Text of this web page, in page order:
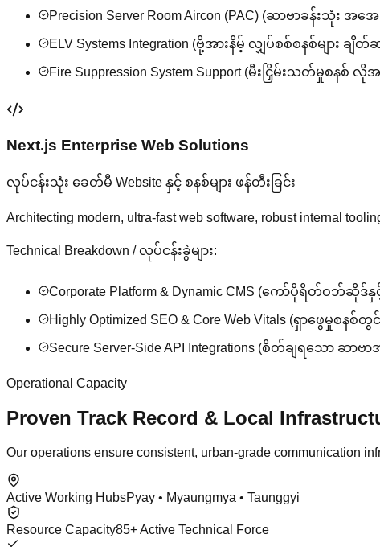
Precision Server Room Aircon (PAC) (ဆာဗာခန်းသုံး အအ
ELV Systems Integration (ဗို့အားနိမ့် လျှပ်စစ်စနစ်များ ချိ
Fire Suppression System Support (မီးငြှိမ်းသတ်မှုစနစ် လို
Next.js Enterprise Web Solutions
လုပ်ငန်းသုံး ခေတ်မီ Website နှင့် စနစ်များ ဖန်တီးခြင်း
Architecting modern, ultra-fast web software, robust internal
Technical Breakdown / လုပ်ငန်းခွဲများ:
Corporate Platform & Dynamic CMS (ကော်ပိုရိတ်ဝဘ်
Highly Optimized SEO & Core Web Vitals (ရှာဖွေမှုစန
Secure Server-Side API Integrations (စိတ်ချရသော ဆာ
Operational Capacity
Proven Track Record & Local
Our operations ensure consistent, urban-grade communication
Active Working HubsPyay • Myaungmya • Taunggyi
Resource Capacity85+ Active Technical Force